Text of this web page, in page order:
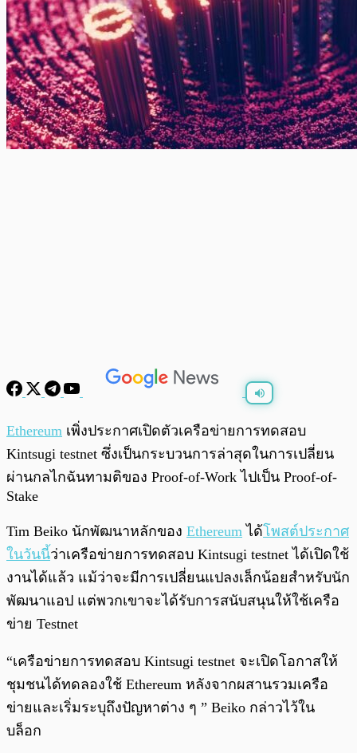
พร้อมเล่น
Ethereum เพิ่งประกาศเปิดตัวเครือข่ายการทดสอบ
Kintsugi testnet ซึ่งเป็นกระบวนการล่าสุดในการเปลี่ยน
ผ่านกลไกฉันทามติของ Proof-of-Work ไปเป็น Proof-of-
Stake
Tim Beiko นักพัฒนาหลักของ Ethereum ได้โพสต์ประกาศ
ในวันนี้ว่าเครือข่ายการทดสอบ Kintsugi testnet ได้เปิดใช้
งานได้แล้ว แม้ว่าจะมีการเปลี่ยนแปลงเล็กน้อยสำหรับนัก
พัฒนาแอป แต่พวกเขาจะได้รับการสนับสนุนให้ใช้เครือ
ข่าย Testnet
“เครือข่ายการทดสอบ Kintsugi testnet จะเปิดโอกาสให้
ชุมชนได้ทดลองใช้ Ethereum หลังจากผสานรวมเครือ
ข่ายและเริ่มระบุถึงปัญหาต่าง ๆ ” Beiko กล่าวไว้ใน
บล็อก